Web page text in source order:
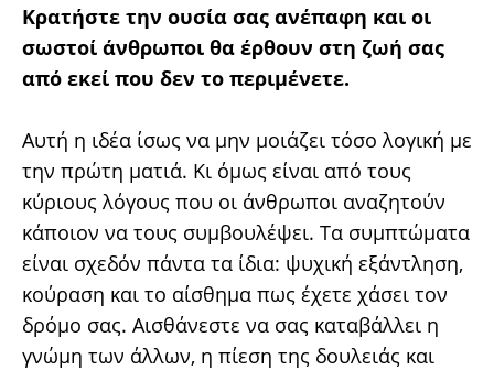
Κρατήστε την ουσία σας ανέπαφη και οι
σωστοί άνθρωποι θα έρθουν στη ζωή σας
από εκεί που δεν το περιμένετε.
Αυτή η ιδέα ίσως να μην μοιάζει τόσο λογική με
την πρώτη ματιά. Κι όμως είναι από τους
κύριους λόγους που οι άνθρωποι αναζητούν
κάποιον να τους συμβουλέψει. Τα συμπτώματα
είναι σχεδόν πάντα τα ίδια: ψυχική εξάντληση,
κούραση και το αίσθημα πως έχετε χάσει τον
δρόμο σας. Αισθάνεστε να σας καταβάλλει η
γνώμη των άλλων, η πίεση της δουλειάς και